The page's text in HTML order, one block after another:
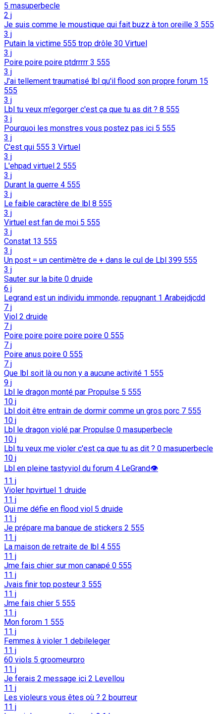
masuperbecle
2 j
Je suis comme le moustique qui fait buzz à ton oreille 3 555
3 j
Putain la victime 555 trop drôle 30 Virtuel
3 j
Poire poire poire ptdrrrrr 3 555
3 j
J'ai tellement traumatisé lbl qu'il flood son propre forum 15
555
3 j
Lbl tu veux m'egorger c'est ça que tu as dit ? 8 555
3 j
Pourquoi les monstres vous postez pas ici 5 555
3 j
C'est qui 555 3 Virtuel
3 j
L'ehpad virtuel 2 555
3 j
Durant la guerre 4 555
3 j
Le faible caractère de lbl 8 555
3 j
Virtuel est fan de moi 5 555
3 j
Constat 13 555
3 j
Un post = un centimètre de + dans le cul de Lbl 399 555
3 j
Sauter sur la bite 0 druide
6 j
Legrand est un individu immonde, repugnant 1 Arabejdjcdd
7 j
Viol 2 druide
7 j
Poire poire poire poire poire 0 555
7 j
Poire anus poire 0 555
7 j
Que lbl soit là ou non y a aucune activité 1 555
9 j
Lbl le dragon monté par Propulse 5 555
10 j
Lbl doit être entrain de dormir comme un gros porc 7 555
10 j
Lbl le dragon violé par Propulse 0 masuperbecle
10 j
Lbl tu veux me violer c'est ça que tu as dit ? 0 masuperbecle
10 j
Lbl en pleine tastyviol du forum 4 LeGrand👁️
11 j
Violer hpvirtuel 1 druide
11 j
Qui me défie en flood viol 5 druide
11 j
Je prépare ma banque de stickers 2 555
11 j
La maison de retraite de lbl 4 555
11 j
Jme fais chier sur mon canapé 0 555
11 j
Jvais finir top posteur 3 555
11 j
Jme fais chier 5 555
11 j
Mon forom 1 555
11 j
Femmes à violer 1 debileleger
11 j
60 viols 5 groomeurpro
11 j
Je ferais 2 message ici 2 Levellou
11 j
Les violeurs vous êtes où ? 2 bourreur
11 j